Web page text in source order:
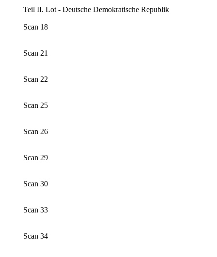
Teil II. Lot - Deutsche Demokratische Republik
Scan 18
Scan 21
Scan 22
Scan 25
Scan 26
Scan 29
Scan 30
Scan 33
Scan 34